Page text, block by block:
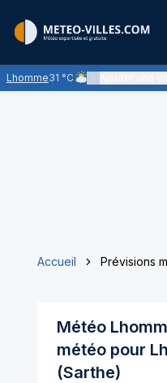
Lhomme31 °C
Ciel nuageux - les
Accueil Prévisions
Météo
météo pour
(Sarthe)